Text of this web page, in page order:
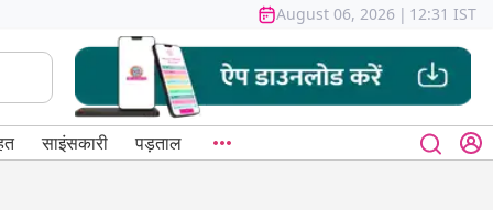
August 06, 2026 | 12:31 IST
साइंसकारी पड़ताल